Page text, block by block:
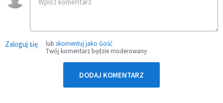
Zaloguj się lub skomentuj jako Gość
Twój komentarz będzie moderowany
DODAJ KOMENTARZ